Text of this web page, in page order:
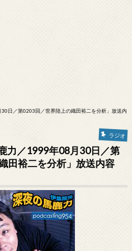
30日／第0203回／世界陸上の織田裕二を分析」放送内
ラジオ
力／1999年08月30日／第
田裕二を分析」放送内容